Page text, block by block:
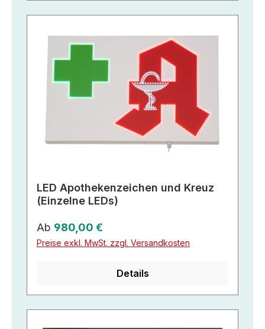
LED Apothekenzeichen und Kreuz
(Einzelne LEDs)
Regulärer Preis:
Ab 980,00 €
Preise exkl. MwSt. zzgl. Versandkosten
Details